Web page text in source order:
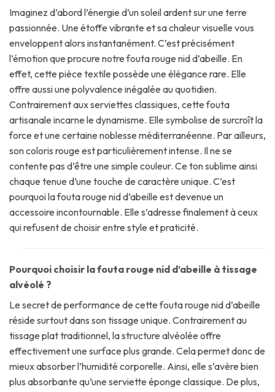
Imaginez d’abord l’énergie d’un soleil ardent sur une terre
passionnée. Une étoffe vibrante et sa chaleur visuelle vous
enveloppent alors instantanément. C’est précisément
l’émotion que procure notre fouta rouge nid d’abeille. En
effet, cette pièce textile possède une élégance rare. Elle
offre aussi une polyvalence inégalée au quotidien.
Contrairement aux serviettes classiques, cette fouta
artisanale incarne le dynamisme. Elle symbolise de surcroît la
force et une certaine noblesse méditerranéenne. Par ailleurs,
son coloris rouge est particulièrement intense. Il ne se
contente pas d’être une simple couleur. Ce ton sublime ainsi
chaque tenue d’une touche de caractère unique. C’est
pourquoi la fouta rouge nid d’abeille est devenue un
accessoire incontournable. Elle s’adresse finalement à ceux
qui refusent de choisir entre style et praticité.
Pourquoi choisir la fouta rouge nid d’abeille à tissage
alvéolé ?
Le secret de performance de cette fouta rouge nid d’abeille
réside surtout dans son tissage unique. Contrairement au
tissage plat traditionnel, la structure alvéolée offre
effectivement une surface plus grande. Cela permet donc de
mieux absorber l’humidité corporelle. Ainsi, elle s’avère bien
plus absorbante qu’une serviette éponge classique. De plus,